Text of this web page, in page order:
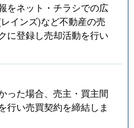
をネット・チラシでの広
インズ)など不動産の売
に登録し売却活動を行い
った場合、売主・買主間
行い売買契約を締結しま